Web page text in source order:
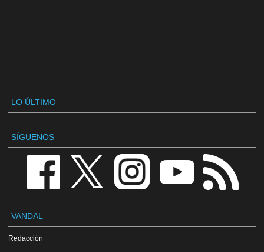
LO ÚLTIMO
SÍGUENOS
VANDAL
Redacción